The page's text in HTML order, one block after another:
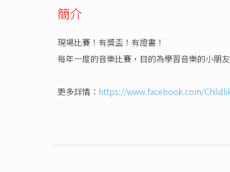
簡介
現場比賽！有獎盃！有證書！
每年一度的音樂比賽，目的為學習音樂的小朋
更多詳情： https://www.facebook.com/